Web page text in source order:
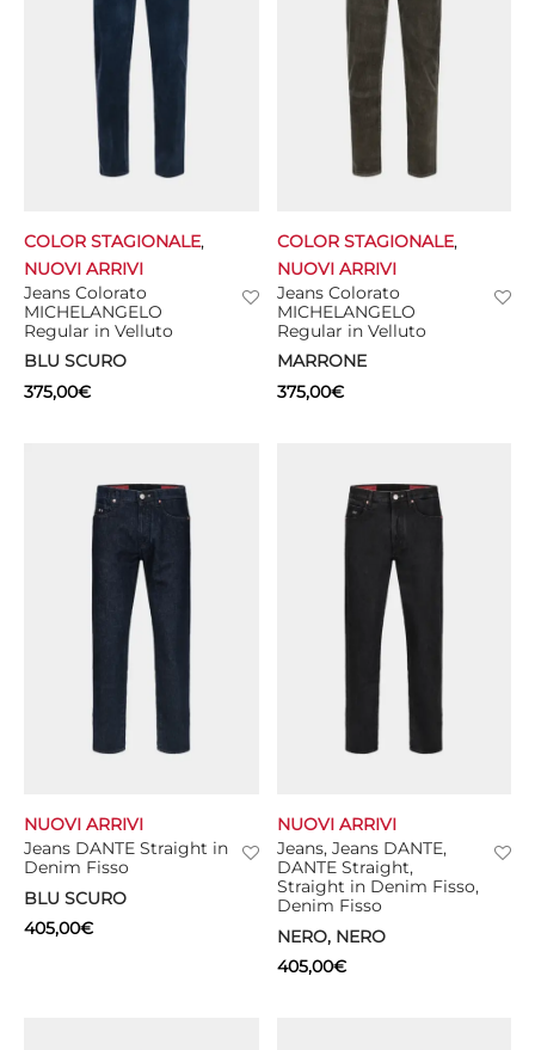
Jeans Colorato
MICHELANGELO
Regular in Velluto
BLU SCURO
COLOR STAGIONALE,
NUOVI ARRIVI
375,00€
Jeans Colorato
MICHELANGELO
Regular in Velluto
MARRONE
COLOR STAGIONALE,
NUOVI ARRIVI
375,00€
Jeans DANTE Straight in
Denim Fisso
BLU SCURO
NUOVI ARRIVI
405,00€
Jeans, Jeans DANTE,
DANTE Straight,
Straight in Denim Fisso,
Denim Fisso
NERO, NERO
NUOVI ARRIVI
405,00€